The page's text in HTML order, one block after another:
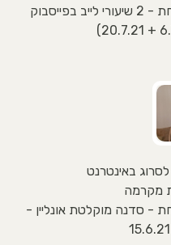
חוג סריגה במסרגה אחת - 2 שיעורי לייב בפייסבוק
באינטרנט
מקרמה
- סדנה מוקלטת אונליין -